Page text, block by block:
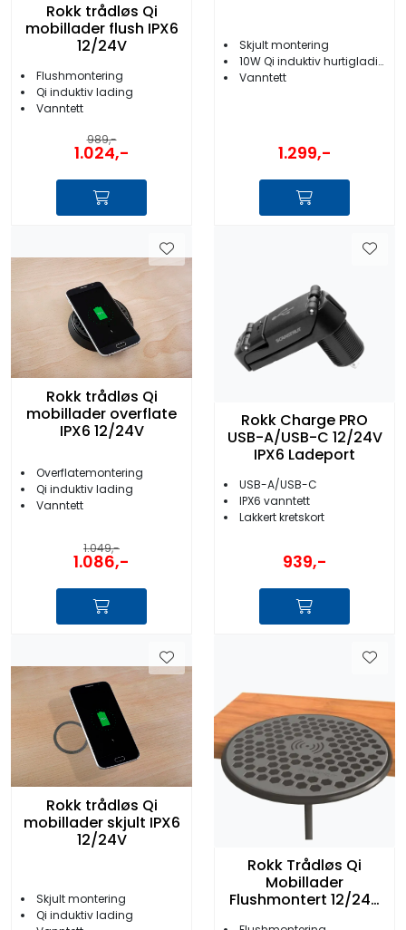
Rokk trådløs Qi
mobillader flush IPX6
12/24V
Flushmontering
Qi induktiv lading
Vanntett
989,-
1.024,-
Skjult montering
10W Qi induktiv hurtiglading
Vanntett
1.299,-
Rokk trådløs Qi
mobillader overflate
IPX6 12/24V
Overflatemontering
Qi induktiv lading
Vanntett
1.049,-
1.086,-
Rokk Charge PRO
USB-A/USB-C 12/24V
IPX6 Ladeport
USB-A/USB-C
IPX6 vanntett
Lakkert kretskort
939,-
Rokk trådløs Qi
mobillader skjult IPX6
12/24V
Skjult montering
Qi induktiv lading
Rokk Trådløs Qi
Mobillader
Flushmontert 12/24V